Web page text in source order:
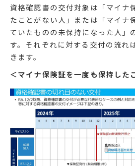
資格確認書の交付対象は「マイナ
たことがない人」または「マイナ
ていたものの未保持になった人」
す。それぞれに対する交付の流れ
きます。
＜マイナ保険証を一度も保持した